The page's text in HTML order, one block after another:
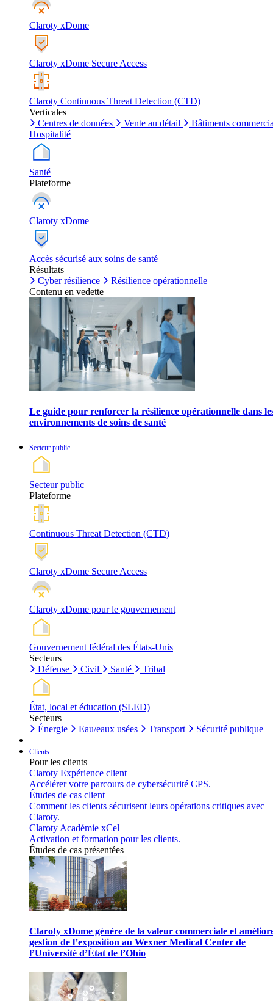
Claroty xDome
Claroty xDome Secure Access
Claroty Continuous Threat Detection (CTD)
Verticales
Centres de données
Vente au détail
Bâtiments
Hospitalité
Santé
Plateforme
Claroty xDome
Accès sécurisé aux soins de santé
Résultats
Cyber résilience
Résilience opérationnelle
Contenu en vedette
Le guide pour renforcer la résilience opérationnelle dans
environnements de soins de santé
Secteur public
Secteur public
Plateforme
Continuous Threat Detection (CTD)
Claroty xDome Secure Access
Claroty xDome pour le gouvernement
Gouvernement fédéral des États-Unis
Secteurs
Défense
Civil Santé Tribal
État, local et éducation (SLED)
Secteurs
Énergie
Eau/eaux usées Transport Sécurité publique
Clients
Pour les clients
Claroty Expérience client
Accélérer votre parcours de cybersécurité CPS.
Études de cas client
Comment les clients sécurisent leurs opérations critiques avec
Claroty.
Claroty Académie xCel
Activation et formation pour les clients.
Études de cas présentées
Claroty xDome génère de la valeur commerciale et
gestion de l’exposition au Wexner Medical Center de
l’Université d’État de l’Ohio